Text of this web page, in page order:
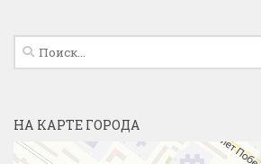
Найти:
НА КАРТЕ ГОРОДА